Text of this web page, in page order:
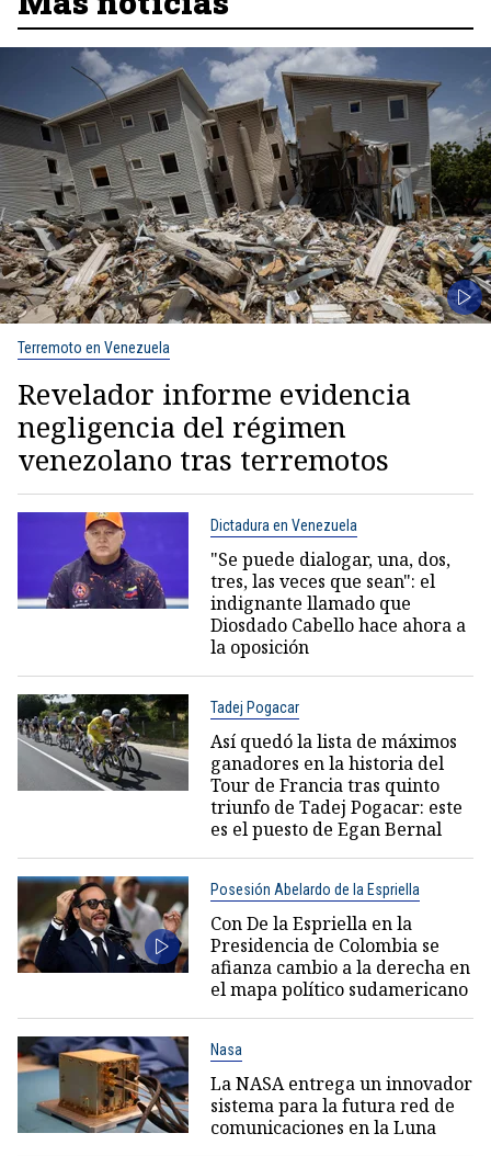
Terremoto en Venezuela
Revelador informe evidencia
negligencia del régimen
venezolano tras terremotos
Dictadura en Venezuela
"Se puede dialogar, una, dos,
tres, las veces que sean": el
indignante llamado que
Diosdado Cabello hace ahora a
la oposición
Tadej Pogacar
Así quedó la lista de máximos
ganadores en la historia del
Tour de Francia tras quinto
triunfo de Tadej Pogacar: este
es el puesto de Egan Bernal
Posesión Abelardo de la Espriella
Con De la Espriella en la
Presidencia de Colombia se
afianza cambio a la derecha en
el mapa político sudamericano
Nasa
La NASA entrega un innovador
sistema para la futura red de
comunicaciones en la Luna